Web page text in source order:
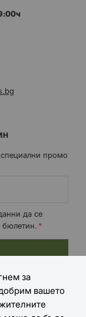
промо
да се
бюлетин.
за
вашето